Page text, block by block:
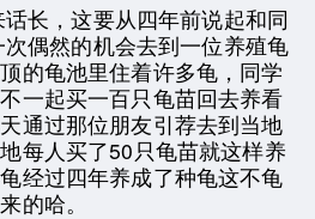
长，这要从四年前说起和同
偶然的机会去到一位养殖龟
的龟池里住着许多龟，同学
一起买一百只龟苗回去养看
通过那位朋友引荐去到当地
每人买了50只龟苗就这样养
经过四年养成了种龟这不龟
的哈。